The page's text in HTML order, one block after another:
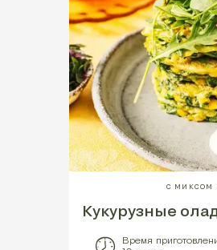
С МИКСОМ
Кукурузные
Время